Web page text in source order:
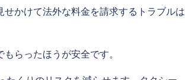
かけて法外な料金を請求するトラブルは
らったほうが安全です。